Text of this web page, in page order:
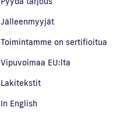
Jälleenmyyjät
Toimintamme on sertifioitua
Vipuvoimaa EU:lta
Lakitekstit
In English